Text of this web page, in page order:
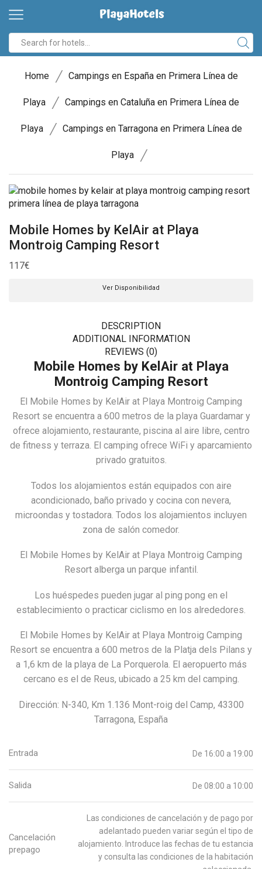
Home / Campings en España en Primera Línea de
Playa / Campings en Cataluña en Primera Línea de
Playa / Campings en Tarragona en Primera Línea de
Playa /
Mobile Homes by KelAir at Playa
Montroig Camping Resort
117€
Ver Disponibilidad
DESCRIPTION
ADDITIONAL INFORMATION
REVIEWS (0)
Mobile Homes by KelAir at Playa
Montroig Camping Resort
El Mobile Homes by KelAir at Playa Montroig Camping
Resort se encuentra a 600 metros de la playa Guardamar y
ofrece alojamiento, restaurante, piscina al aire libre, centro
de fitness y terraza. El camping ofrece WiFi y aparcamiento
privado gratuitos.
Todos los alojamientos están equipados con aire
acondicionado, baño privado y cocina con nevera,
microondas y tostadora. Todos los alojamientos incluyen
zona de salón comedor.
El Mobile Homes by KelAir at Playa Montroig Camping
Resort alberga un parque infantil.
Los huéspedes pueden jugar al ping pong en el
establecimiento o practicar ciclismo en los alrededores.
El Mobile Homes by KelAir at Playa Montroig Camping
Resort se encuentra a 600 metros de la Platja dels Pilans y
a 1,6 km de la playa de La Porquerola. El aeropuerto más
cercano es el de Reus, ubicado a 25 km del camping.
Dirección: N-340, Km 1.136 Mont-roig del Camp, 43300
Tarragona, España
Entrada De 16:00 a 19:00
Salida De 08:00 a 10:00
Cancelación
prepago
Las condiciones de cancelación y de pago por
adelantado pueden variar según el tipo de
alojamiento. Introduce las fechas de tu estancia
y consulta las condiciones de la habitación